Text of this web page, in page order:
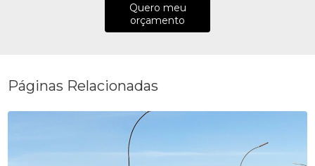
Quero meu
orçamento
Páginas Relacionadas